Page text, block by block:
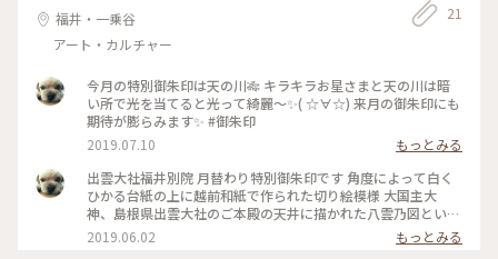
福井・一乗谷
アート・カルチャー
21
今月の特別御朱印は天の川🎋 キラキラお星さまと天の川は暗
い所で光を当てると光って綺麗～✨( ☆∀☆) 来月の御朱印にも
期待が膨らみます✨ #御朱印
2019.07.10
もっとみる
出雲大社福井別院 月替わり特別御朱印です 角度によって白く
ひかる台紙の上に越前和紙で作られた切り絵模様 大国主大
神、島根県出雲大社のご本殿の天井に描かれた八雲乃図という
絵を下地にした雲をあしらって作られたそうです 毎月の授与
日は決まっていますが無くなる可能性もあるので1日に参拝し
2019.06.02 もっとみる